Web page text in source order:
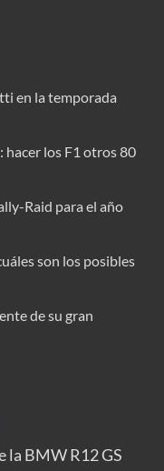
en la temporada
hacer los F1 otros 80
Raid para el año
son los posibles
de su gran
la BMW R12 GS